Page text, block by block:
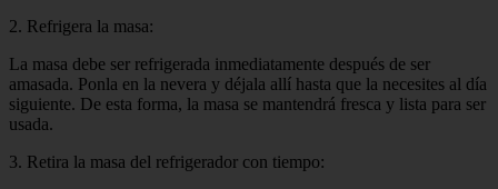
2. Refrigera la masa:
La masa debe ser refrigerada inmediatamente después de ser
amasada. Ponla en la nevera y déjala allí hasta que la necesites al día
siguiente. De esta forma, la masa se mantendrá fresca y lista para ser
usada.
3. Retira la masa del refrigerador con tiempo: